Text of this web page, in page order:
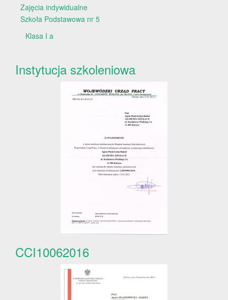
Zajęcia indywidualne
Szkoła Podstawowa nr 5
Klasa I a
Instytucja szkoleniowa
CCI10062016